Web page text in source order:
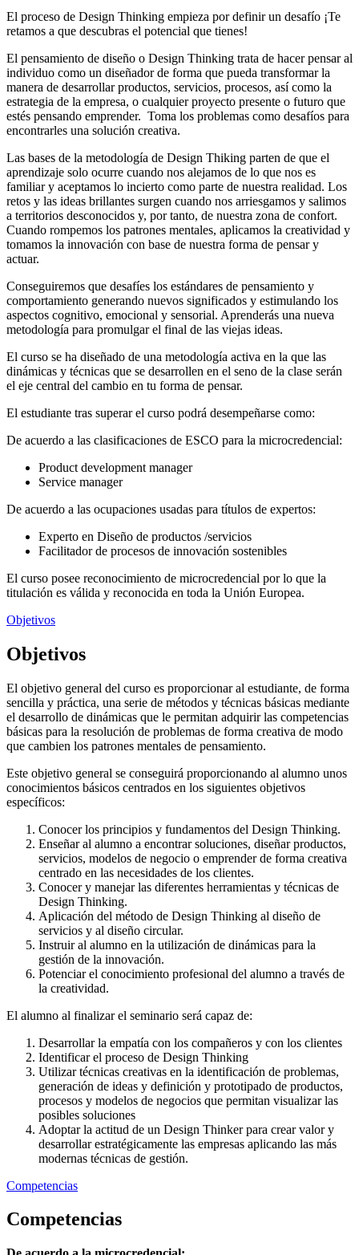
El proceso de Design Thinking empieza por definir un desafío ¡Te
retamos a que descubras el potencial que tienes!
El pensamiento de diseño o Design Thinking trata de hacer pensar al
individuo como un diseñador de forma que pueda transformar la
manera de desarrollar productos, servicios, procesos, así como la
estrategia de la empresa, o cualquier proyecto presente o futuro que
estés pensando emprender. Toma los problemas como desafíos para
encontrarles una solución creativa.
Las bases de la metodología de Design Thiking parten de que el
aprendizaje solo ocurre cuando nos alejamos de lo que nos es
familiar y aceptamos lo incierto como parte de nuestra realidad. Los
retos y las ideas brillantes surgen cuando nos arriesgamos y salimos
a territorios desconocidos y, por tanto, de nuestra zona de confort.
Cuando rompemos los patrones mentales, aplicamos la creatividad y
tomamos la innovación con base de nuestra forma de pensar y
actuar.
Conseguiremos que desafíes los estándares de pensamiento y
comportamiento generando nuevos significados y estimulando los
aspectos cognitivo, emocional y sensorial. Aprenderás una nueva
metodología para promulgar el final de las viejas ideas.
El curso se ha diseñado de una metodología activa en la que las
dinámicas y técnicas que se desarrollen en el seno de la clase serán
el eje central del cambio en tu forma de pensar.
El estudiante tras superar el curso podrá desempeñarse como:
De acuerdo a las clasificaciones de ESCO para la microcredencial:
Product development manager
Service manager
De acuerdo a las ocupaciones usadas para títulos de expertos:
Experto en Diseño de productos /servicios
Facilitador de procesos de innovación sostenibles
El curso posee reconocimiento de microcredencial por lo que la
titulación es válida y reconocida en toda la Unión Europea.
Objetivos
Objetivos
El objetivo general del curso es proporcionar al estudiante, de forma
sencilla y práctica, una serie de métodos y técnicas básicas mediante
el desarrollo de dinámicas que le permitan adquirir las competencias
básicas para la resolución de problemas de forma creativa de modo
que cambien los patrones mentales de pensamiento.
Este objetivo general se conseguirá proporcionando al alumno unos
conocimientos básicos centrados en los siguientes objetivos
específicos:
Conocer los principios y fundamentos del Design Thinking.
Enseñar al alumno a encontrar soluciones, diseñar productos,
servicios, modelos de negocio o emprender de forma creativa
centrado en las necesidades de los clientes.
Conocer y manejar las diferentes herramientas y técnicas de
Design Thinking.
Aplicación del método de Design Thinking al diseño de
servicios y al diseño circular.
Instruir al alumno en la utilización de dinámicas para la
gestión de la innovación.
Potenciar el conocimiento profesional del alumno a través de
la creatividad.
El alumno al finalizar el seminario será capaz de:
Desarrollar la empatía con los compañeros y con los clientes
Identificar el proceso de Design Thinking
Utilizar técnicas creativas en la identificación de problemas,
generación de ideas y definición y prototipado de productos,
procesos y modelos de negocios que permitan visualizar las
posibles soluciones
Adoptar la actitud de un Design Thinker para crear valor y
desarrollar estratégicamente las empresas aplicando las más
modernas técnicas de gestión.
Competencias
Competencias